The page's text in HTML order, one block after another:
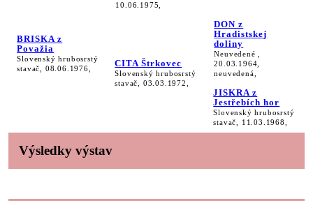
BRISKA z
Považia
Slovenský hrubosrstý
stavač, 08.06.1976,
10.06.1975,
CITA Štrkovec
Slovenský hrubosrstý
stavač, 03.03.1972,
DON z
Hradistskej
doliny
Neuvedené ,
20.03.1964,
neuvedená,
JISKRA z
Jestřebích hor
Slovenský hrubosrstý
stavač, 11.03.1968,
Výsledky výstav